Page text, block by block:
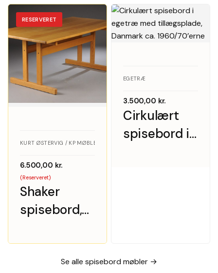
tillægsplade
RESERVERET
Shaker
spisebord,
egetræ, Kurt
Østervig
KURT ØSTERVIG / KP MØBLER · EGETRÆ
6.500,00 kr.
(Reserveret)
Cirkulært
spisebord i
EGETRÆ
3.500,00 kr.
Se alle spisebord møbler →